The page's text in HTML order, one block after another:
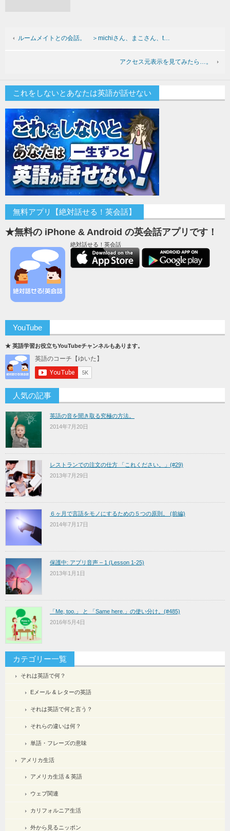
ルームメイトとの会話。 ＞michiさん、まこさん、t…
アクセス元表示を見てみたら…。
これをしないとあなたは英語が話せない
無料アプリ【絶対話せる！英会話】
★無料の iPhone & Android の英会話アプリです！
絶対話せる！英会話
YouTube
★ 英語学習お役立ちYouTubeチャンネルもあります。
人気の記事
英語の音を聞き取る究極の方法。
2014年7月20日
レストランでの注文の仕方 「これください。」(#29)
2013年7月29日
６ヶ月で言語をモノにするための５つの原則。 (前編)
2014年7月17日
保護中: アプリ音声 – 1 (Lesson 1-25)
2013年1月1日
「Me, too.」 と 「Same here.」の使い分け。(#485)
2016年5月4日
カテゴリー一覧
それは英語で何？
Eメール & レターの英語
それは英語で何と言う？
それらの違いは何？
単語・フレーズの意味
アメリカ生活
アメリカ生活 & 英語
ウェブ関連
カリフォルニア生活
外から見るニッポン